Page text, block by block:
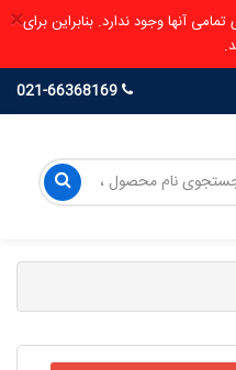
×آنها وجود ندارد. بنابراین برای